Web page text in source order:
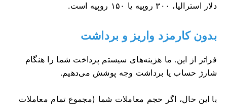
دلار استرالیا، ۳۰۰ روپیه یا ۱۵۰ روپیه است.
بدون کارمزد واریز و برداشت
فراتر از این. ما هزینه‌های سیستم پرداخت شما را هنگام
شارژ حساب یا برداشت وجه پوشش می‌دهیم.
با این حال، اگر حجم معاملات شما (مجموع تمام معاملات